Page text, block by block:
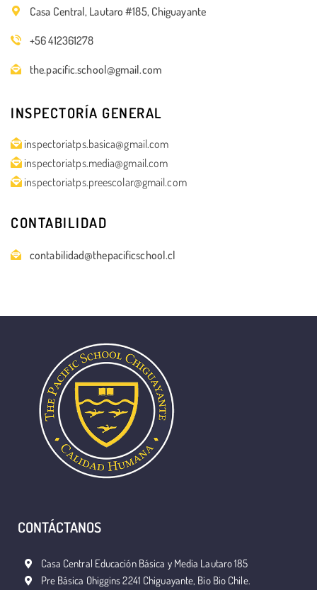
Casa Central, Lautaro #185, Chiguayante
+56 412361278
the.pacific.school@gmail.com
INSPECTORÍA GENERAL
inspectoriatps.basica@gmail.com
inspectoriatps.media@gmail.com
inspectoriatps.preescolar@gmail.com
CONTABILIDAD
contabilidad@thepacificschool.cl
CONTÁCTANOS
Casa Central Educación Básica y Media Lautaro 185
Pre Básica Ohiggins 2241 Chiguayante, Bio Bio Chile.